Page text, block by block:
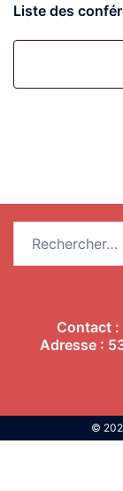
Liste des
Contact :
Adresse :
©